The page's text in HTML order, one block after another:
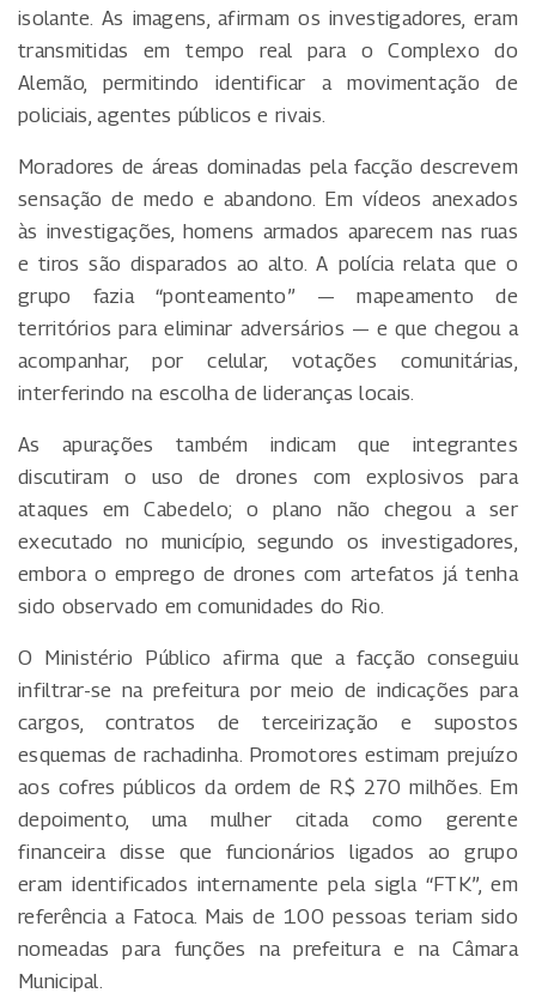
isolante. As imagens, afirmam os investigadores, eram
transmitidas em tempo real para o Complexo do
Alemão, permitindo identificar a movimentação de
policiais, agentes públicos e rivais.
Moradores de áreas dominadas pela facção descrevem
sensação de medo e abandono. Em vídeos anexados
às investigações, homens armados aparecem nas ruas
e tiros são disparados ao alto. A polícia relata que o
grupo fazia “ponteamento” — mapeamento de
territórios para eliminar adversários — e que chegou a
acompanhar, por celular, votações comunitárias,
interferindo na escolha de lideranças locais.
As apurações também indicam que integrantes
discutiram o uso de drones com explosivos para
ataques em Cabedelo; o plano não chegou a ser
executado no município, segundo os investigadores,
embora o emprego de drones com artefatos já tenha
sido observado em comunidades do Rio.
O Ministério Público afirma que a facção conseguiu
infiltrar-se na prefeitura por meio de indicações para
cargos, contratos de terceirização e supostos
esquemas de rachadinha. Promotores estimam prejuízo
aos cofres públicos da ordem de R$ 270 milhões. Em
depoimento, uma mulher citada como gerente
financeira disse que funcionários ligados ao grupo
eram identificados internamente pela sigla “FTK”, em
referência a Fatoca. Mais de 100 pessoas teriam sido
nomeadas para funções na prefeitura e na Câmara
Municipal.